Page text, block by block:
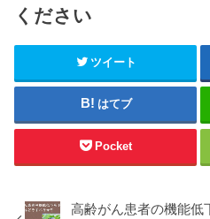
ください
ツイート
はてブ
Pocket
高齢がん患者の機能低